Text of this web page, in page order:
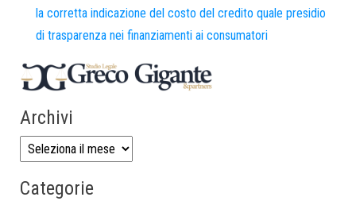
la corretta indicazione del costo del credito quale presidio
di trasparenza nei finanziamenti ai consumatori
Archivi
Categorie